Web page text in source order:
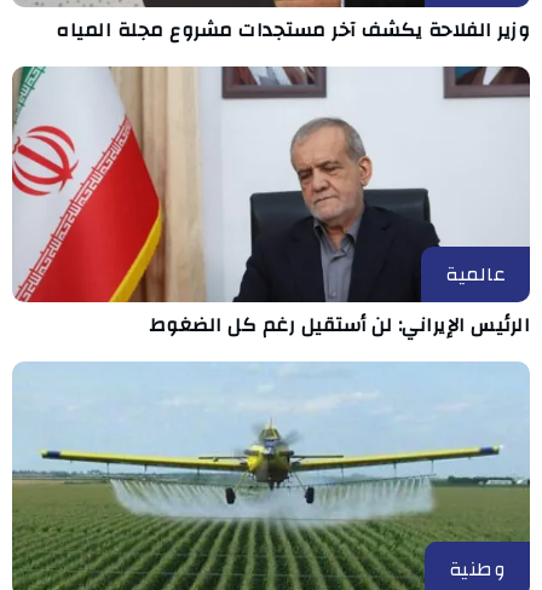
وزير الفلاحة يكشف آخر مستجدات مشروع مجلة المياه
عالمية
الرئيس الإيراني: لن أستقيل رغم كل الضغوط
وطنية